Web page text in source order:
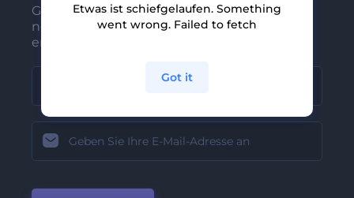
Gehören Sie zu den Ersten, die unsere
neuesten Nachrichten und Angebote
erhalten
Etwas ist schiefgelaufen. Something
went wrong. Failed to fetch
Got it